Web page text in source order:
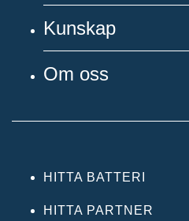
Kunskap
Om oss
HITTA BATTERI
HITTA PARTNER